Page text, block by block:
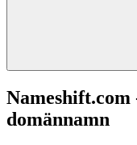
Nameshift.com
domännamn